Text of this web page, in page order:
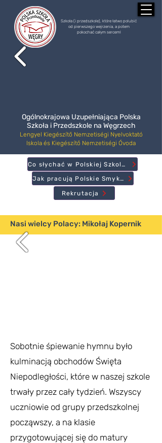
Szkoła (i przedszkole), które łatwo polubić
od pierwszego wejrzenia, a potem
pokochać całym sercem!
Ogólnokrajowa Uzupełniająca Polska
Szkoła i Przedszkole na Węgrzech
Lengyel Kiegészítő Nemzetiségi Nyelvoktató
Iskola és Kiegészítő Nemzetiségi Óvoda
Rekrutacja
Jak pracują Polskie Smyki?
Co słychać w Polskiej Szkole?
Nasi wielcy Polacy: Mikołaj Kopernik
Sobotnie śpiewanie hymnu było
kulminacją obchodów Święta
Niepodległości, które w naszej szkole
trwały przez cały tydzień. Wszyscy
uczniowie od grupy przedszkolnej
począwszy, a na klasie
przygotowującej się do matury